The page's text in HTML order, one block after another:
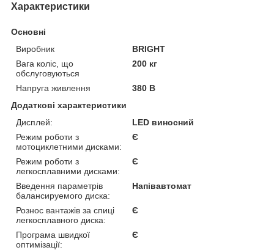
Характеристики
Основні
Виробник
BRIGHT
Вага коліс, що
обслуговуються
200 кг
Напруга живлення
380 В
Додаткові характеристики
Дисплей:
LED виносний
Режим роботи з
мотоциклетними дисками:
Є
Режим роботи з
легкосплавними дисками:
Є
Введення параметрів
балансируемого диска:
Напівавтомат
Рознос вантажів за спиці
легкосплавного диска:
Є
Програма швидкої
оптимізації:
Є